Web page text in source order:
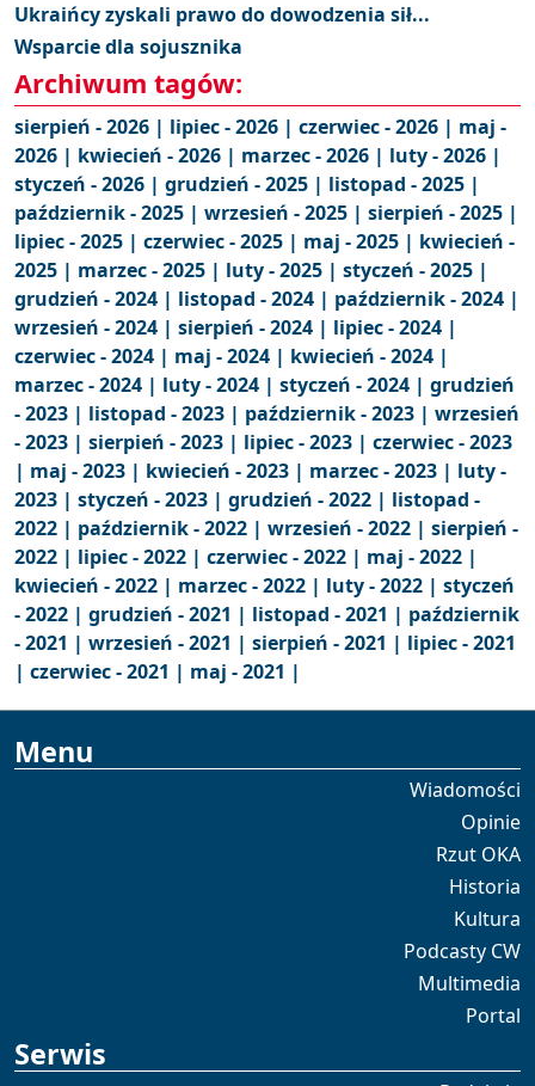
Ukraińcy zyskali prawo do dowodzenia sił...
Wsparcie dla sojusznika
Archiwum tagów:
sierpień - 2026 | lipiec - 2026 | czerwiec - 2026 | maj -
2026 | kwiecień - 2026 | marzec - 2026 | luty - 2026 |
styczeń - 2026 | grudzień - 2025 | listopad - 2025 |
październik - 2025 | wrzesień - 2025 | sierpień - 2025 |
lipiec - 2025 | czerwiec - 2025 | maj - 2025 | kwiecień -
2025 | marzec - 2025 | luty - 2025 | styczeń - 2025 |
grudzień - 2024 | listopad - 2024 | październik - 2024 |
wrzesień - 2024 | sierpień - 2024 | lipiec - 2024 |
czerwiec - 2024 | maj - 2024 | kwiecień - 2024 |
marzec - 2024 | luty - 2024 | styczeń - 2024 | grudzień
- 2023 | listopad - 2023 | październik - 2023 | wrzesień
- 2023 | sierpień - 2023 | lipiec - 2023 | czerwiec - 2023
| maj - 2023 | kwiecień - 2023 | marzec - 2023 | luty -
2023 | styczeń - 2023 | grudzień - 2022 | listopad -
2022 | październik - 2022 | wrzesień - 2022 | sierpień -
2022 | lipiec - 2022 | czerwiec - 2022 | maj - 2022 |
kwiecień - 2022 | marzec - 2022 | luty - 2022 | styczeń
- 2022 | grudzień - 2021 | listopad - 2021 | październik
- 2021 | wrzesień - 2021 | sierpień - 2021 | lipiec - 2021
| czerwiec - 2021 | maj - 2021 |
Menu
Wiadomości
Opinie
Rzut OKA
Historia
Kultura
Podcasty CW
Multimedia
Portal
Serwis